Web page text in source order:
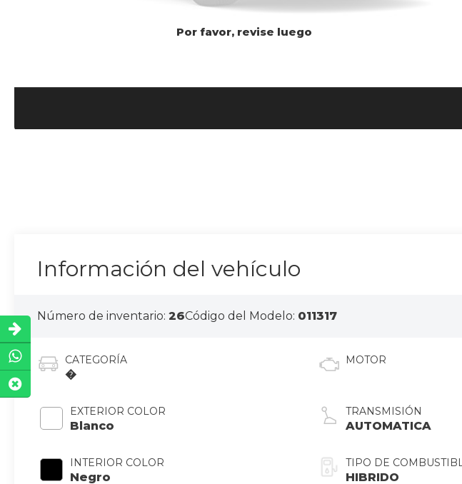
Por favor, revise luego
Información del vehículo
Número de inventario:26Código del Modelo: 011317
CATEGORÍA
�
EXTERIOR COLOR
Blanco
INTERIOR COLOR
Negro
MOTOR
TRANSMISIÓN
AUTOMATICA
TIPO DE
HIBRIDO